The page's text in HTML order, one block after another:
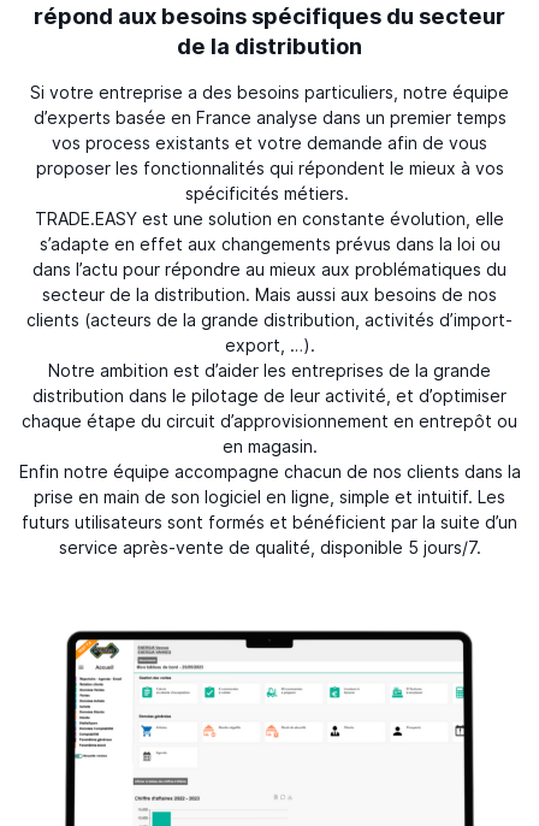
répond aux besoins spécifiques du secteur
de la distribution
Si votre entreprise a des besoins particuliers, notre équipe
d’experts basée en France analyse dans un premier temps
vos process existants et votre demande afin de vous
proposer les fonctionnalités qui répondent le mieux à vos
spécificités métiers.
TRADE.EASY est une solution en constante évolution, elle
s’adapte en effet aux changements prévus dans la loi ou
dans l’actu pour répondre au mieux aux problématiques du
secteur de la distribution. Mais aussi aux besoins de nos
clients (acteurs de la grande distribution, activités d’import-
export, …).
Notre ambition est d’aider les entreprises de la grande
distribution dans le pilotage de leur activité, et d’optimiser
chaque étape du circuit d’approvisionnement en entrepôt ou
en magasin.
Enfin notre équipe accompagne chacun de nos clients dans la
prise en main de son logiciel en ligne, simple et intuitif. Les
futurs utilisateurs sont formés et bénéficient par la suite d’un
service après-vente de qualité, disponible 5 jours/7.